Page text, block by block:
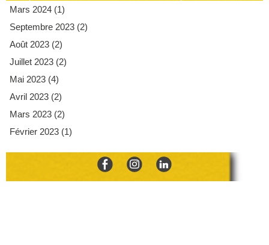
Mars 2024 (1)
Septembre 2023 (2)
Août 2023 (2)
Juillet 2023 (2)
Mai 2023 (4)
Avril 2023 (2)
Mars 2023 (2)
Février 2023 (1)